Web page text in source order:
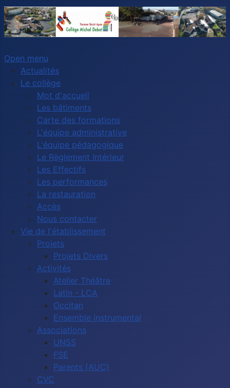
Open menu
Actualités
Le collège
Mot d'accueil
Les bâtiments
Carte des formations
L'équipe administrative
L'équipe pédagogique
Le Règlement Intérieur
Les Effectifs
Les performances
La restauration
Accès
Nous contacter
Vie de l'établissement
Projets
Projets Divers
Activités
Atelier Théâtre
Latin - LCA
Occitan
Ensemble instrumental
Associations
UNSS
FSE
Parents (AUC)
CVC